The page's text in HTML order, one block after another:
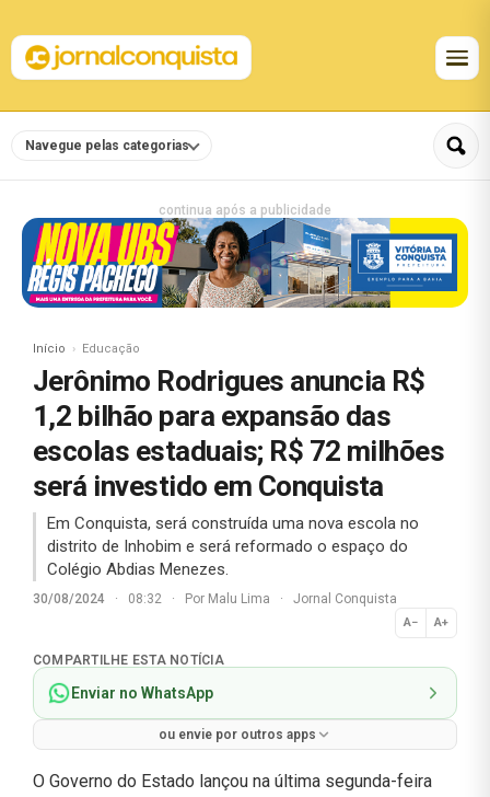
Navegue pelas categorias
continua após a publicidade
Início Educação
Jerônimo Rodrigues anuncia R$
1,2 bilhão para expansão das
escolas estaduais; R$ 72 milhões
será investido em Conquista
Em Conquista, será construída uma nova escola no
distrito de Inhobim e será reformado o espaço do
Colégio Abdias Menezes.
30/08/2024 · 08:32 · Por Malu Lima · Jornal Conquista
A− A+
Normal
COMPARTILHE ESTA NOTÍCIA
Enviar no WhatsApp
ou envie por outros apps
O Governo do Estado lançou na última segunda-feira